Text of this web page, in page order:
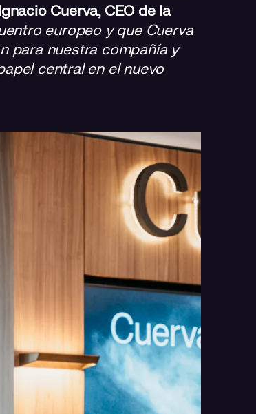
Cuerva, CEO de la
europeo y que Cuerva
para nuestra compañía y
central en el nuevo